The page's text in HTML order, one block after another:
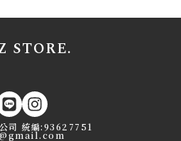
STORE.
司 統編:93627751